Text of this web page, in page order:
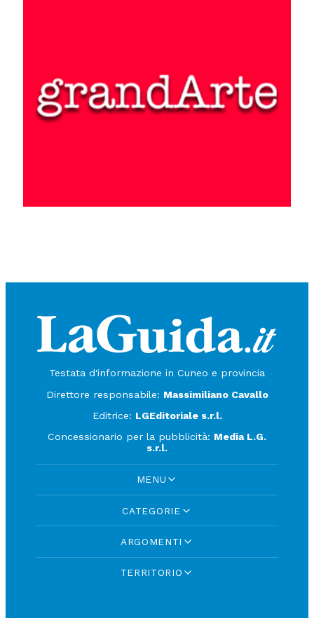
Testata d'informazione in Cuneo e provincia
Direttore responsabile: Massimiliano Cavallo
Editrice: LGEditoriale s.r.l.
Concessionario per la pubblicità: Media L.G.
s.r.l.
MENU
CATEGORIE
ARGOMENTI
TERRITORIO